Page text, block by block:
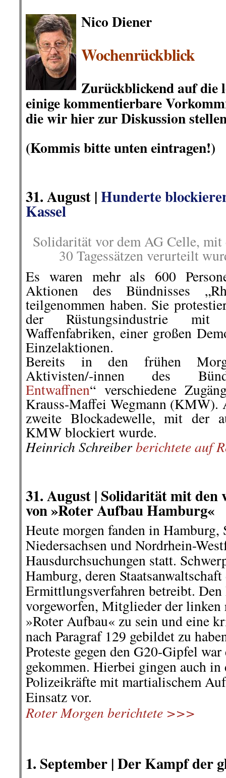
Nico Diener
Wochenrückblick
Zurückblickend auf die
einigekommentierbare
die wir hier zur Diskussion
(Kommis bitte unten eintragen!)
31.August |Hunderte
Kassel
Solidarität vor dem AG Celle,
30 Tagessätzen verurteilt
Es waren mehr als 600
Aktionen des Bündnisses
teilgenommen haben. Sie
der Rüstungsindustrie mit
Waffenfabriken, einer großen
Einzelaktionen.
Bereits in den frühen
Aktivisten/-innen des
Entwaffnen“ verschiedene
Krauss-Maffei Wegmann (KMW).
zweite Blockadewelle, mit der
KMW blockiert wurde.
Heinrich Schreiberberichtete auf
31. August | Solidarität mit den
von »Roter Aufbau Hamburg«
Heute morgen fanden in
Niedersachsen und Nordrhein-
Hausdurchsuchungen statt.
Hamburg, deren Staatsanwaltschaft
Ermittlungsverfahren betreibt.
vorgeworfen, Mitglieder der linken
»Roter Aufbau« zu sein und eine
nach Paragraf 129 gebildet zu
Proteste gegen den G20-Gipfel
gekommen. Hierbei gingen auch
Polizeikräfte mit martialischem
Einsatz vor.
Roter Morgen berichtete >>>
1. September |Der Kampf der